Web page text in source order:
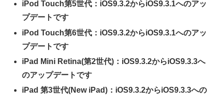
iPod Touch第5世代：iOS9.3.2からiOS9.3.1へのアッ
プデートです
iPod Touch第6世代：iOS9.3.2からiOS9.3.1へのアッ
プデートです
iPad Mini Retina(第2世代)：iOS9.3.2からiOS9.3.3へ
のアップデートです
iPad 第3世代(New iPad)：iOS9.3.2からiOS9.3.3への